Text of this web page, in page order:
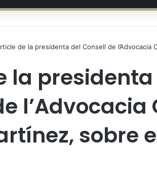
de la presidenta del Consell de l’Advocacia
la
sobre